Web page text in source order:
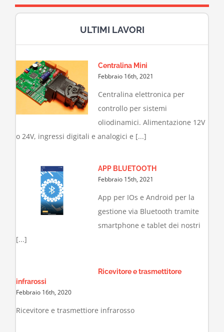
ULTIMI LAVORI
Centralina Mini
Febbraio 16th, 2021
Centralina elettronica per
controllo per sistemi
oliodinamici. Alimentazione 12V
o 24V, ingressi digitali e analogici e [...]
APP BLUETOOTH
Febbraio 15th, 2021
App per IOs e Android per la
gestione via Bluetooth tramite
smartphone e tablet dei nostri
[...]
Ricevitore e trasmettitore
infrarossi
Febbraio 16th, 2020
Ricevitore e trasmettiore infrarosso